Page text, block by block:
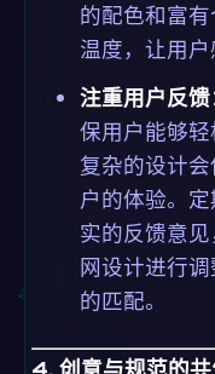
的配色和富
温度，让用户
注重用户反馈
保用户能够
复杂的设计
户的体验。
实的反馈意
网设计进行
的匹配。
4. 创意与规范的